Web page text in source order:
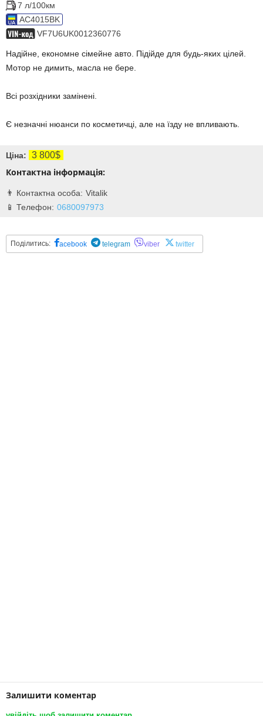
7 л/100км
AC4015BK
VF7U6UK0012360776
Надійне, економне сімейне авто. Підійде для будь-яких цілей.
Мотор не димить, масла не бере.
Всі розхідники замінені.
Є незначні нюанси по косметичці, але на їзду не впливають.
Контактна інформація:
Vitalik
0680097973
Ціна: 3 800$
Поділитись: acebook telegram viber twitter
Залишити коментар